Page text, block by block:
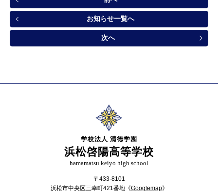
お知らせ一覧へ
次へ
学校法人 清徳学園
浜松啓陽高等学校
hamamatsu keiyo high school
〒433-8101
浜松市中央区三幸町421番地《Googlemap》